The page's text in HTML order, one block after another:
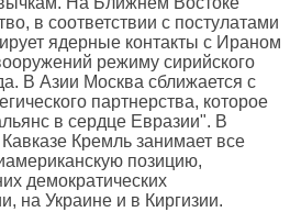
в соответствии с постулатами
ядерные контакты с Ираном
режиму сирийского
В Азии Москва сближается с
партнерства, которое
в сердце Евразии". В
Кремль занимает все
позицию,
демократических
на Украине и в Киргизии.